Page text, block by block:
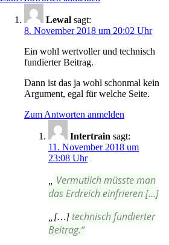
Lewal sagt:
8. November 2018 um 20:02 Uhr
Ein wohl wertvoller und technisch
fundierter Beitrag.
Dann ist das ja wohl schonmal kein
Argument, egal für welche Seite.
Zum Antworten anmelden
Intertrain sagt:
11. November 2018 um
23:08 Uhr
Vermutlich müsste man
das Erdreich einfrieren […]
„[…] technisch fundierter
Beitrag.“